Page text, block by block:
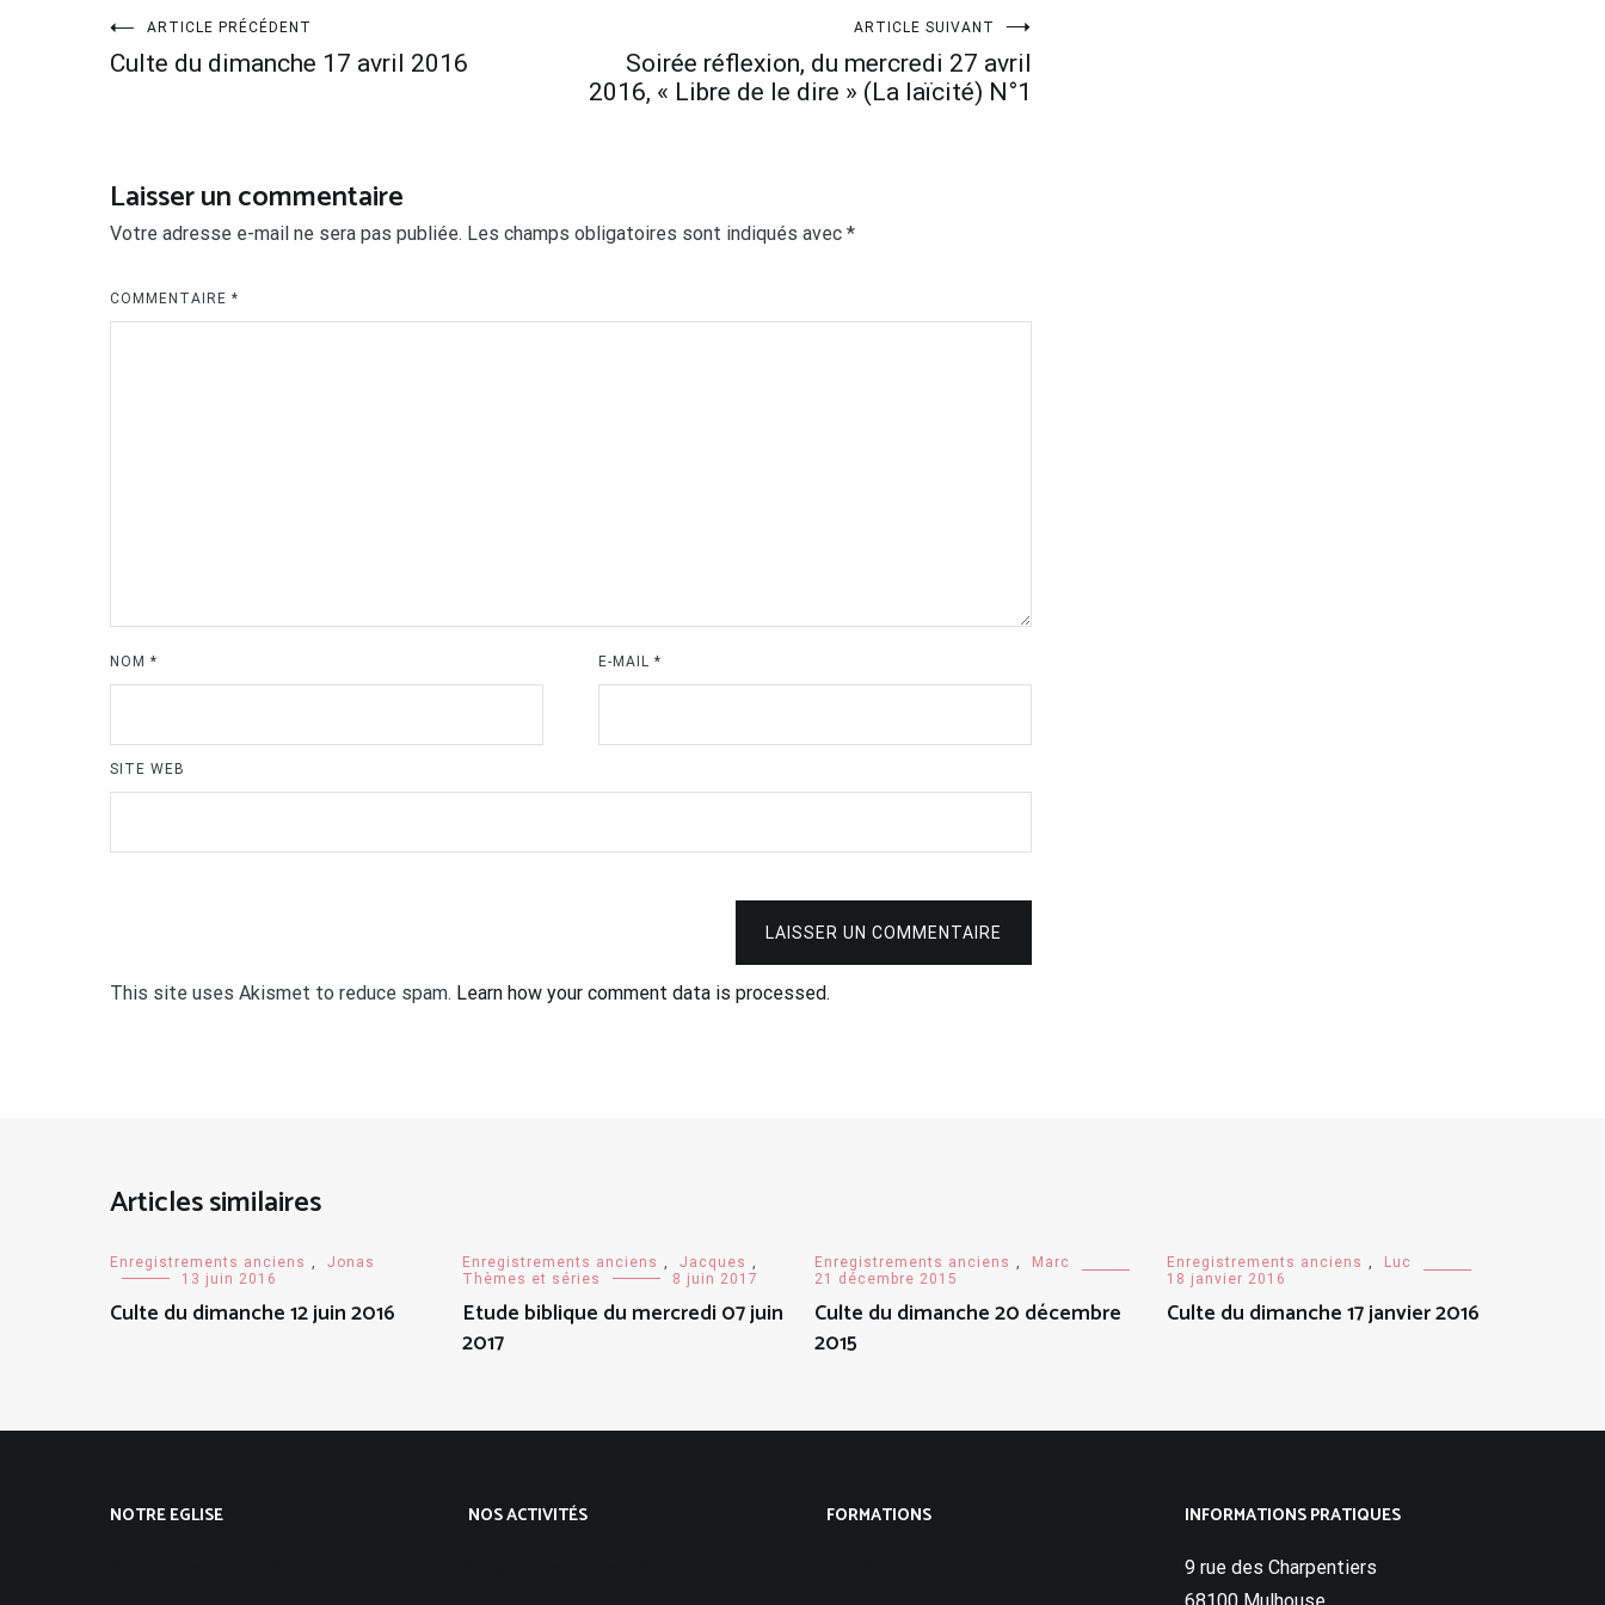
Navigation
l’article
ARTICLE PRÉCÉDENT
Culte du dimanche 17 avril 2016
ARTICLE SUIVANT
Soirée réflexion, du mercredi 27 avril
2016, « Libre de le dire » (La laïcité) N°1
Laisser un commentaire
Votre adresse e-mail ne sera pas publiée. Les champs obligatoires sont indiqués avec *
COMMENTAIRE *
NOM * E-MAIL*
SITE WEB
LAISSER UN COMMENTAIRE
This site uses Akismet to reduce spam. Learn how your comment data is processed.
Articles similaires
Enregistrements anciens ,
Jonas
13 juin 2016
Culte du dimanche 12 juin 2016
Enregistrements anciens , Jacques ,
Thèmes et séries
8 juin 2017
Etude biblique du mercredi 07 juin
2017
Enregistrements anciens ,
Marc
21 décembre 2015
Culte du dimanche 20 décembre
2015
Enregistrements anciens ,
Luc
18 janvier 2016
Culte du dimanche 17 janvier 2016
NOTRE EGLISE NOS ACTIVITÉS FORMATIONS INFORMATIONS PRATIQUES
9 rue des Charpentiers